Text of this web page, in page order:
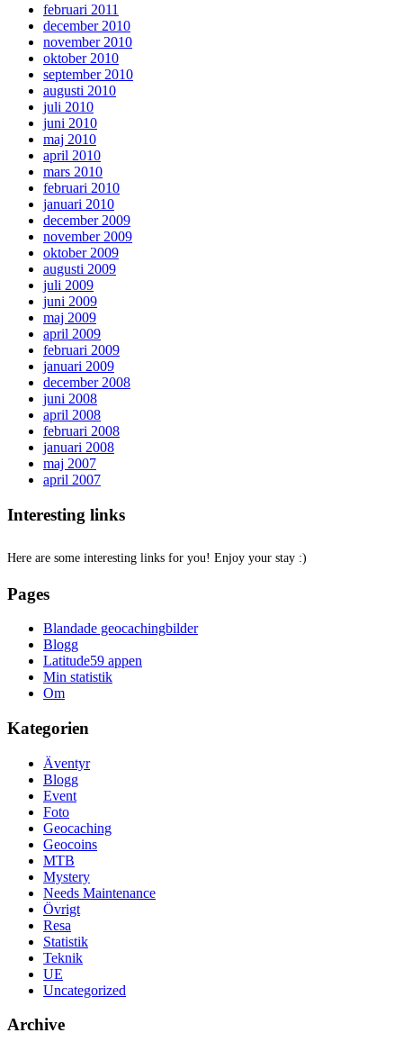
februari 2011
december 2010
november 2010
oktober 2010
september 2010
augusti 2010
juli 2010
juni 2010
maj 2010
april 2010
mars 2010
februari 2010
januari 2010
december 2009
november 2009
oktober 2009
augusti 2009
juli 2009
juni 2009
maj 2009
april 2009
februari 2009
januari 2009
december 2008
juni 2008
april 2008
februari 2008
januari 2008
maj 2007
april 2007
Interesting links
Here are some interesting links for you! Enjoy your stay :)
Pages
Blandade geocachingbilder
Blogg
Latitude59 appen
Min statistik
Om
Kategorien
Äventyr
Blogg
Event
Foto
Geocaching
Geocoins
MTB
Mystery
Needs Maintenance
Övrigt
Resa
Statistik
Teknik
UE
Uncategorized
Archive